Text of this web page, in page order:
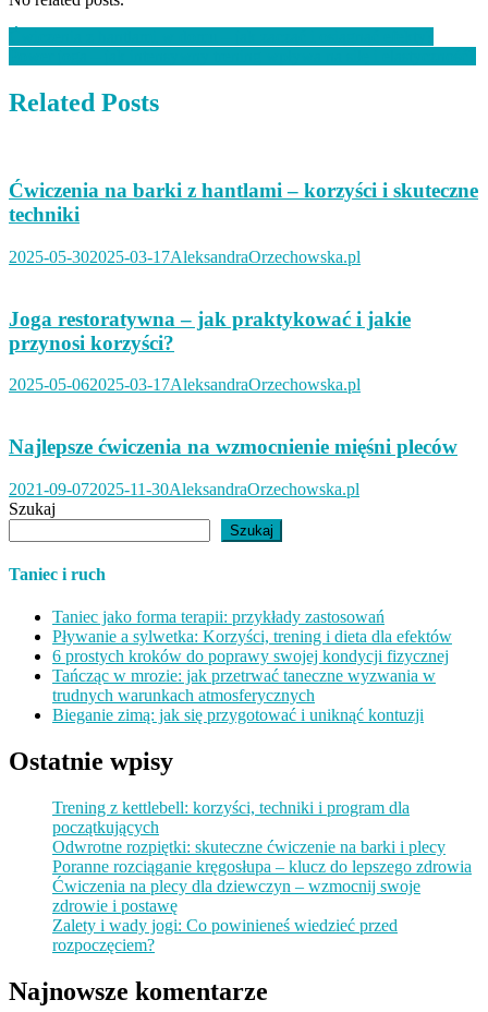
Nawigacja
wpisu
Related Posts
Ćwiczenia na barki z hantlami – korzyści i skuteczne
techniki
2025-05-302025-03-17AleksandraOrzechowska.pl
Joga restoratywna – jak praktykować i jakie
przynosi korzyści?
2025-05-062025-03-17AleksandraOrzechowska.pl
Najlepsze ćwiczenia na wzmocnienie mięśni pleców
2021-09-072025-11-30AleksandraOrzechowska.pl
Szukaj
Szukaj
Taniec i ruch
Taniec jako forma terapii: przykłady zastosowań
Pływanie a sylwetka: Korzyści, trening i dieta dla efektów
6 prostych kroków do poprawy swojej kondycji fizycznej
Tańcząc w mrozie: jak przetrwać taneczne wyzwania w
trudnych warunkach atmosferycznych
Bieganie zimą: jak się przygotować i uniknąć kontuzji
Ostatnie wpisy
Trening z kettlebell: korzyści, techniki i program dla
początkujących
Odwrotne rozpiętki: skuteczne ćwiczenie na barki i plecy
Poranne rozciąganie kręgosłupa – klucz do lepszego zdrowia
Ćwiczenia na plecy dla dziewczyn – wzmocnij swoje
zdrowie i postawę
Zalety i wady jogi: Co powinieneś wiedzieć przed
rozpoczęciem?
Najnowsze komentarze